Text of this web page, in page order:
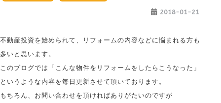
2018-01-21
不動産投資を始められて、リフォームの内容などに悩まれる方も
多いと思います。
このブログでは「こんな物件をリフォームをしたらこうなった」
というような内容を毎日更新させて頂いております。
もちろん、お問い合わせを頂ければありがたいのですが